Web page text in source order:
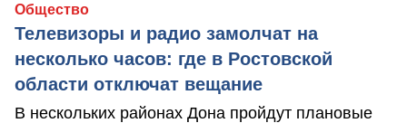
Общество
Телевизоры и радио замолчат на
несколько часов: где в Ростовской
области отключат вещание
В нескольких районах Дона пройдут плановые